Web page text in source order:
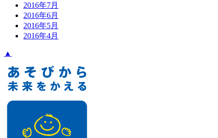
2016年7月
2016年6月
2016年5月
2016年4月
▲